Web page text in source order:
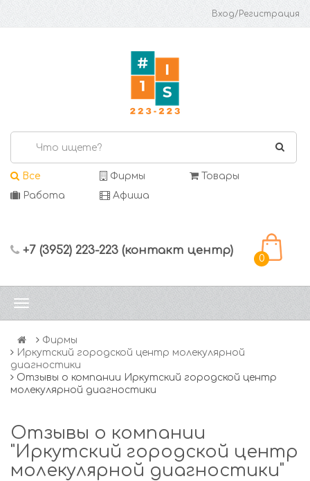
Вход/Регистрация
Все Фирмы
Товары
Работа
Афиша
+7 (3952) 223-223 (контакт центр)
0
Фирмы
Иркутский городской центр молекулярной
диагностики
Отзывы о компании Иркутский городской центр
молекулярной диагностики
Отзывы о компании
"Иркутский городской центр
молекулярной диагностики"